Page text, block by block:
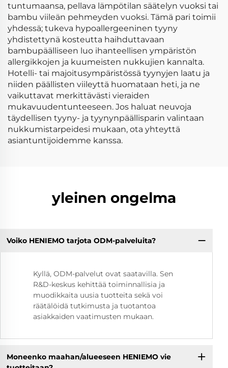
tuntumaansa, pellava lämpötilan säätelyn vuoksi tai
bambu viileän pehmeyden vuoksi. Tämä pari toimii
yhdessä; tukeva hypoallergeeninen tyyny
yhdistettynä kosteutta haihduttavaan
bambupäälliseen luo ihanteellisen ympäristön
allergikkojen ja kuumeisten nukkujien kannalta.
Hotelli- tai majoitusympäristössä tyynyjen laatu ja
niiden päällisten viileyttä huomataan heti, ja ne
vaikuttavat merkittävästi vieraiden
mukavuudentunteeseen. Jos haluat neuvoja
täydellisen tyyny- ja tyynynpäällisparin valintaan
nukkumistarpeidesi mukaan, ota yhteyttä
asiantuntijoidemme kanssa.
yleinen ongelma
Voiko HENIEMO tarjota ODM-palveluita?
Kyllä, ODM-palvelut ovat saatavilla. Sen
R&D-keskus kehittää toiminnallisia ja
muodikkaita uusia tuotteita sekä voi
räätälöidä tutkimusta ja tuotantoa
asiakkaiden vaatimusten mukaan.
Moneenko maahan/alueeseen HENIEMO vie